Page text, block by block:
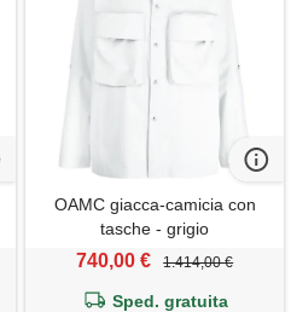
OAMC giacca-camicia con
tasche - grigio
740,00 € 1.414,00 €
Sped. gratuita